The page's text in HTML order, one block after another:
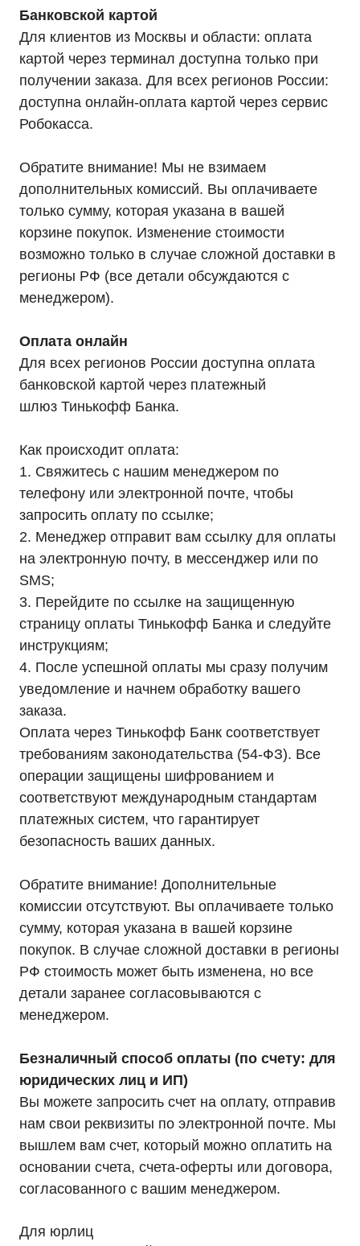
Банковской картой
Для клиентов из Москвы и области: оплата
картой через терминал доступна только при
получении заказа. Для всех регионов России:
доступна онлайн-оплата картой через сервис
Робокасса.
Обратите внимание! Мы не взимаем
дополнительных комиссий. Вы оплачиваете
только сумму, которая указана в вашей
корзине покупок. Изменение стоимости
возможно только в случае сложной доставки в
регионы РФ (все детали обсуждаются с
менеджером).
Оплата онлайн
Для всех регионов России доступна оплата
банковской картой через платежный
шлюз Тинькофф Банка.
Как происходит оплата:
1. Свяжитесь с нашим менеджером по
телефону или электронной почте, чтобы
запросить оплату по ссылке;
2. Менеджер отправит вам ссылку для оплаты
на электронную почту, в мессенджер или по
SMS;
3. Перейдите по ссылке на защищенную
страницу оплаты Тинькофф Банка и следуйте
инструкциям;
4. После успешной оплаты мы сразу получим
уведомление и начнем обработку вашего
заказа.
Оплата через Тинькофф Банк соответствует
требованиям законодательства (54-ФЗ). Все
операции защищены шифрованием и
соответствуют международным стандартам
платежных систем, что гарантирует
безопасность ваших данных.
Обратите внимание! Дополнительные
комиссии отсутствуют. Вы оплачиваете только
сумму, которая указана в вашей корзине
покупок. В случае сложной доставки в регионы
РФ стоимость может быть изменена, но все
детали заранее согласовываются с
менеджером.
Безналичный способ оплаты (по счету: для
юридических лиц и ИП)
Вы можете запросить счет на оплату, отправив
нам свои реквизиты по электронной почте. Мы
вышлем вам счет, который можно оплатить на
основании счета, счета-оферты или договора,
согласованного с вашим менеджером.
Для юрлиц
Мы являемся
официальным
дилером «HIDEN"
Телефон:
8 (800) 444-75-17
Почта:
info@ibp-hiden.ru
Оставьте заявку на подбор ИБП
подобрать подходящий вариант
Оставить заявку
Покупателям
Каталог
Трехфазные ИБП
ИБП напольные Tower
ИБП стоечные Rack
ИБП Hiden Control
ИБП Hiden Standart
ИБП Hiden Expert
ИБП HIDEN X-SOD (Na+)
Комплекты ИБП для котлов
Аккумуляторы для ИБП
Аксессуары